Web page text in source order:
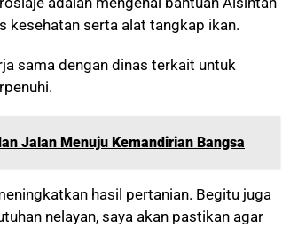
kesehatan serta alat tangkap ikan.
sama dengan dinas terkait untuk
Jalan Menuju Kemandirian Bangsa
hasil pertanian. Begitu juga
nelayan, saya akan pastikan agar